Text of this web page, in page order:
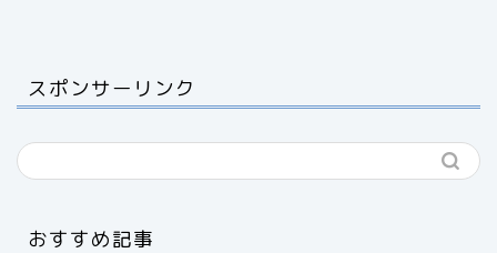
スポンサーリンク
おすすめ記事